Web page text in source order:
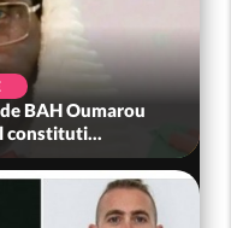
BAH Oumarou
constituti...